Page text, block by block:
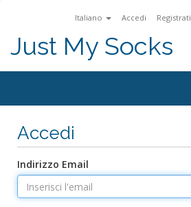
Italiano Accedi Registrati
Just My Socks
Accedi
Indirizzo Email